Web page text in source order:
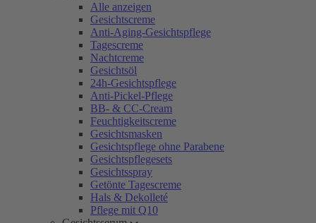
Alle anzeigen
Gesichtscreme
Anti-Aging-Gesichtspflege
Tagescreme
Nachtcreme
Gesichtsöl
24h-Gesichtspflege
Anti-Pickel-Pflege
BB- & CC-Cream
Feuchtigkeitscreme
Gesichtsmasken
Gesichtspflege ohne Parabene
Gesichtspflegesets
Gesichtsspray
Getönte Tagescreme
Hals & Dekolleté
Pflege mit Q10